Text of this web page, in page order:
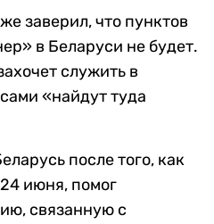
заверил, что пунктов
в Беларуси не будет.
служить в
«найдут туда
после того, как
июня, помог
связанную с